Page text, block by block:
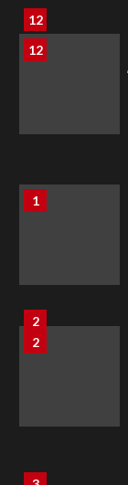
12
12
1
1
2
2
8
8
9
11